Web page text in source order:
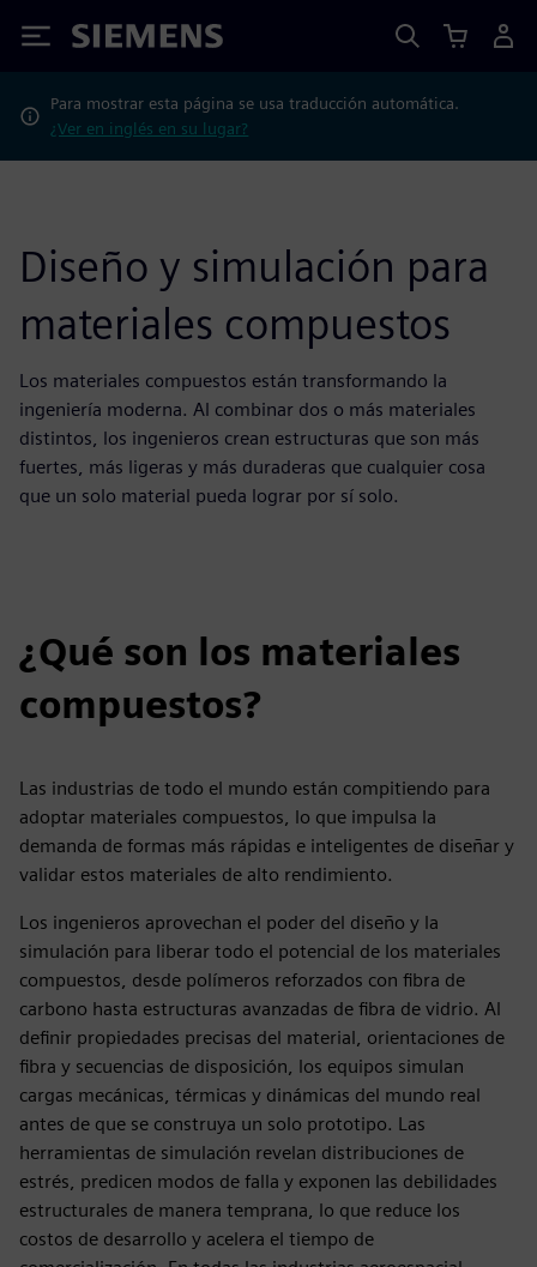
Siemens
Para mostrar esta página se usa traducción automática.
¿Ver en inglés en su lugar?
Diseño y simulación para
materiales compuestos
Los materiales compuestos están transformando la
ingeniería moderna. Al combinar dos o más materiales
distintos, los ingenieros crean estructuras que son más
fuertes, más ligeras y más duraderas que cualquier cosa
que un solo material pueda lograr por sí solo.
¿Qué son los materiales
compuestos?
Las industrias de todo el mundo están compitiendo para
adoptar materiales compuestos, lo que impulsa la
demanda de formas más rápidas e inteligentes de diseñar y
validar estos materiales de alto rendimiento.
Los ingenieros aprovechan el poder del diseño y la
simulación para liberar todo el potencial de los materiales
compuestos, desde polímeros reforzados con fibra de
carbono hasta estructuras avanzadas de fibra de vidrio. Al
definir propiedades precisas del material, orientaciones de
fibra y secuencias de disposición, los equipos simulan
cargas mecánicas, térmicas y dinámicas del mundo real
antes de que se construya un solo prototipo. Las
herramientas de simulación revelan distribuciones de
estrés, predicen modos de falla y exponen las debilidades
estructurales de manera temprana, lo que reduce los
costos de desarrollo y acelera el tiempo de